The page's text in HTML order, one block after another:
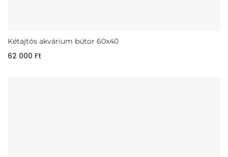
Kétajtós akvárium bútor 60x40
62 000 Ft